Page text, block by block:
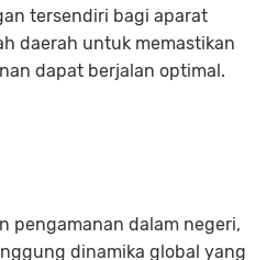
tersendiri bagi aparat
daerah untuk memastikan
dapat berjalan optimal.
pengamanan dalam negeri,
dinamika global yang